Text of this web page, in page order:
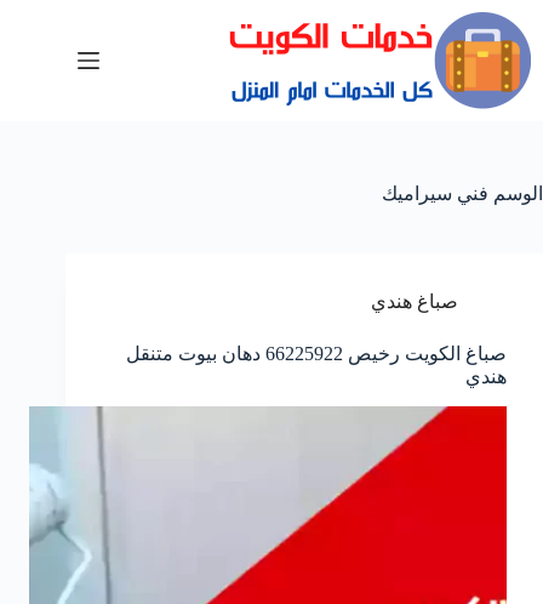
الوسم فني سيراميك
صباغ هندي
صباغ الكويت رخيص 66225922 دهان بيوت متنقل
هندي